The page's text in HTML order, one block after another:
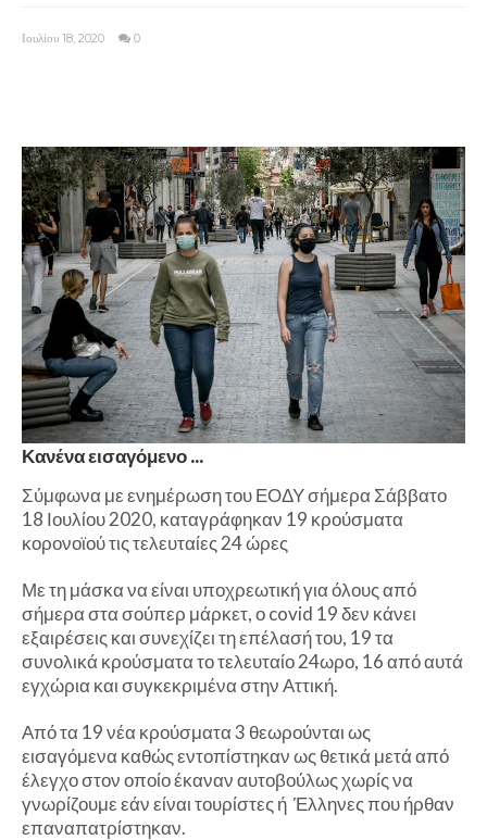
Ιουλίου 18, 2020 0
Κανένα εισαγόμενο ...
Σύμφωνα με ενημέρωση του ΕΟΔΥ σήμερα Σάββατο
18 Ιουλίου 2020, καταγράφηκαν 19 κρούσματα
κορονοϊού τις τελευταίες 24 ώρες
Με τη μάσκα να είναι υποχρεωτική για όλους από
σήμερα στα σούπερ μάρκετ, ο covid 19 δεν κάνει
εξαιρέσεις και συνεχίζει τη επέλασή του, 19 τα
συνολικά κρούσματα το τελευταίο 24ωρο, 16 από αυτά
εγχώρια και συγκεκριμένα στην Αττική.
Από τα 19 νέα κρούσματα 3 θεωρούνται ως
εισαγόμενα καθώς εντοπίστηκαν ως θετικά μετά από
έλεγχο στον οποίο έκαναν αυτοβούλως χωρίς να
γνωρίζουμε εάν είναι τουρίστες ή Έλληνες που ήρθαν
επαναπατρίστηκαν.